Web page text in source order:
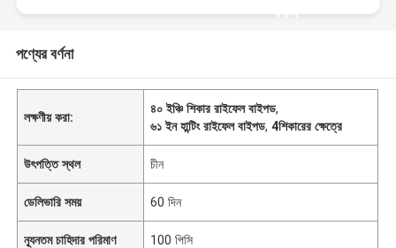
করুন
পণ্যের বর্ণনা
লক্ষণীয় করা:
৪০ ইঞ্চি শিকার রাইফেল বাইপড,
৬১ ইন হান্টিং রাইফেল বাইপড,4শিকারের ক্ষেত্রে
উৎপত্তি স্থল চীন
ডেলিভারি সময় 60 দিন
ন্যূনতম চাহিদার পরিমাণ 100 পিসি